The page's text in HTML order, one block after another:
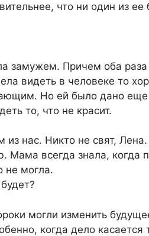
что ни один из ее
замужем. Причем оба
видеть в человеке то
Но ей было дано
то, что не красит.
из нас. Никто не свят,
Мама всегда знала, когда
не могла.
могли изменить
когда дело касается